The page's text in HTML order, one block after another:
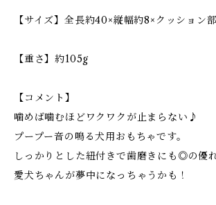
【サイズ】全長約40×縦幅約8×クッション
【重さ】約105g
【コメント】
噛めば噛むほどワクワクが止まらない♪
プープー音の鳴る犬用おもちゃです。
しっかりとした紐付きで歯磨きにも◎の優
愛犬ちゃんが夢中になっちゃうかも！